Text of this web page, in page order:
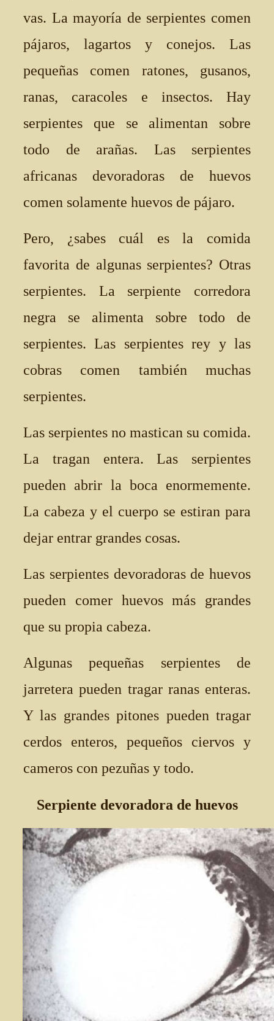
vas. La mayoría de serpientes comen
pájaros, lagartos y conejos. Las
pequeñas comen ratones, gusanos,
ranas, caracoles e insectos. Hay
serpientes que se alimentan sobre
todo de arañas. Las serpientes
africanas devoradoras de huevos
comen solamente huevos de pájaro.
Pero, ¿sabes cuál es la comida
favorita de algunas serpientes? Otras
serpientes. La serpiente corredora
negra se alimenta sobre todo de
serpientes. Las serpientes rey y las
cobras comen también muchas
serpientes.
Las serpientes no mastican su comida.
La tragan entera. Las serpientes
pueden abrir la boca enormemente.
La cabeza y el cuerpo se estiran para
dejar entrar grandes cosas.
Las serpientes devoradoras de huevos
pueden comer huevos más grandes
que su propia cabeza.
Algunas pequeñas serpientes de
jarretera pueden tragar ranas enteras.
Y las grandes pitones pueden tragar
cerdos enteros, pequeños ciervos y
cameros con pezuñas y todo.
Serpiente devoradora de huevos